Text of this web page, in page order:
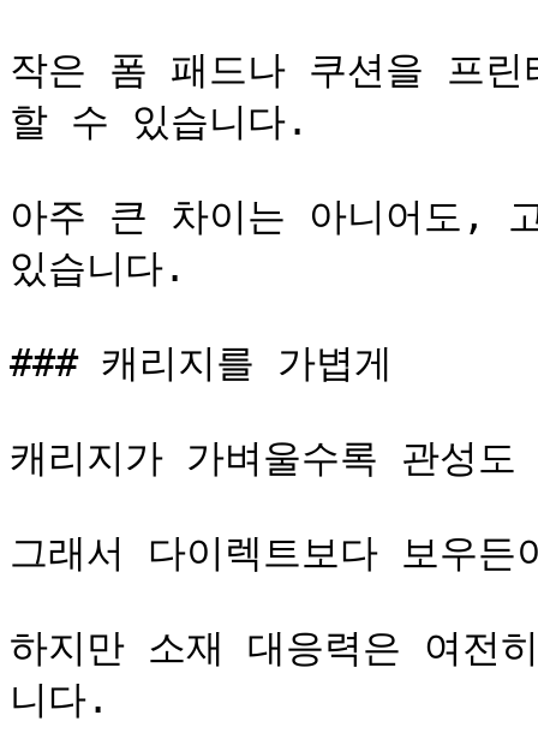
작은 폼 패드나 쿠션을 프
할 수 있습니다.
아주 큰 차이는 아니어도,
있습니다.
### 캐리지를 가볍게
캐리지가 가벼울수록 관성
그래서 다이렉트보다 보우
하지만 소재 대응력은 여전
니다.